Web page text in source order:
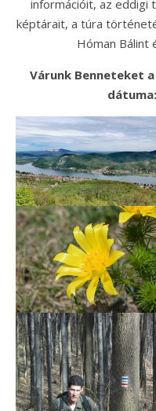
információit, az eddigi
képtárait, a túra
Hóman Bálint
Várunk Benneteket